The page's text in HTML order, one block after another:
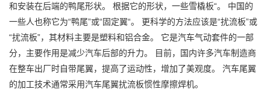
和安装在后端的鸭尾形状。 根据它的形状，一些雪橇板“。 中国的
一些人也称它为“鸭尾”或“固定翼“。 更科学的方法应该是“扰流板”或
“扰流板”，其材料主要是塑料和铝合金。 它是汽车气动套件的一部
分，主要作用是减少汽车后部的升力。 目前，国内许多汽车制造商
在整车出厂时自带尾翼，提高了运动性，增加了美观度。 汽车尾翼
的加工技术通常采用汽车尾翼扰流板惯性摩擦焊机。